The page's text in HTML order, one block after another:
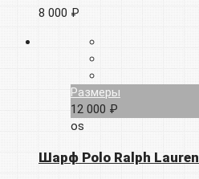
8 000 ₽
Размеры
12 000 ₽
os
Шарф Polo Ralph Lauren